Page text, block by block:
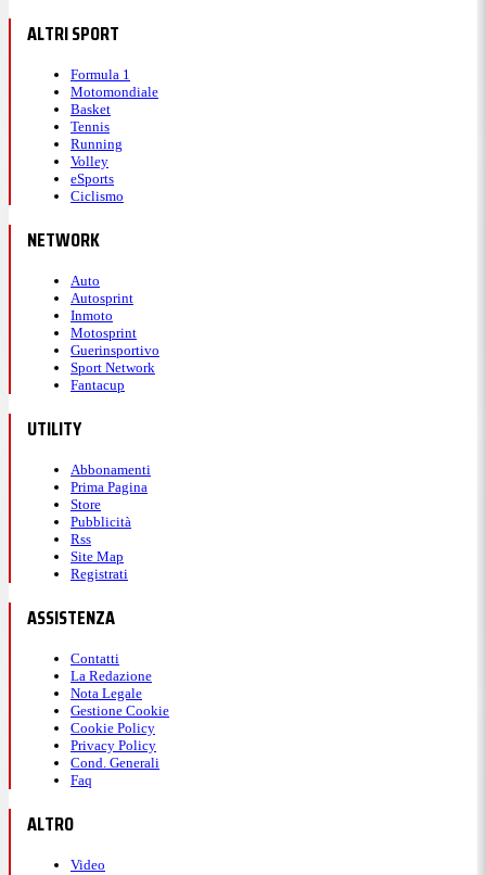
ALTRI SPORT
Formula 1
Motomondiale
Basket
Tennis
Running
Volley
eSports
Ciclismo
NETWORK
Auto
Autosprint
Inmoto
Motosprint
Guerinsportivo
Sport Network
Fantacup
UTILITY
Abbonamenti
Prima Pagina
Store
Pubblicità
Rss
Site Map
Registrati
ASSISTENZA
Contatti
La Redazione
Nota Legale
Gestione Cookie
Cookie Policy
Privacy Policy
Cond. Generali
Faq
ALTRO
Video